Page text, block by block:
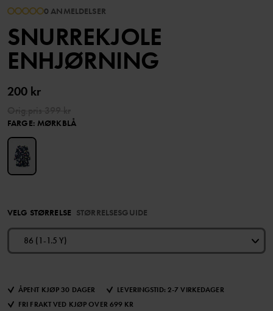
0 ANMELDELSER
SNURREKJOLE
ENHJØRNING
200 kr
FARGE: MØRKBLÅ
VELG STØRRELSE STØRRELSESGUIDE
86 (1-1.5 Y)
ÅPENT KJØP 30 DAGER
LEVERINGSTID: 2-7 VIRKEDAGER
FRI FRAKT VED KJØP OVER 699 KR